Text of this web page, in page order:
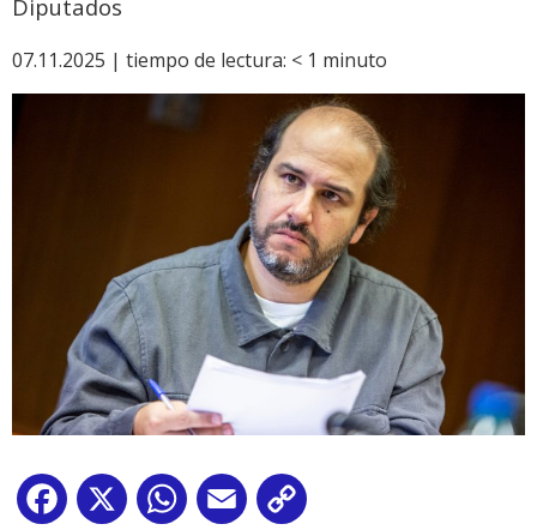
Diputados
07.11.2025 | tiempo de lectura: < 1 minuto
Facebook
X WhatsApp
Email